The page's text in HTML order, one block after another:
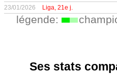
23/01/2026
Liga, 21e j.
légende:
Ses stats